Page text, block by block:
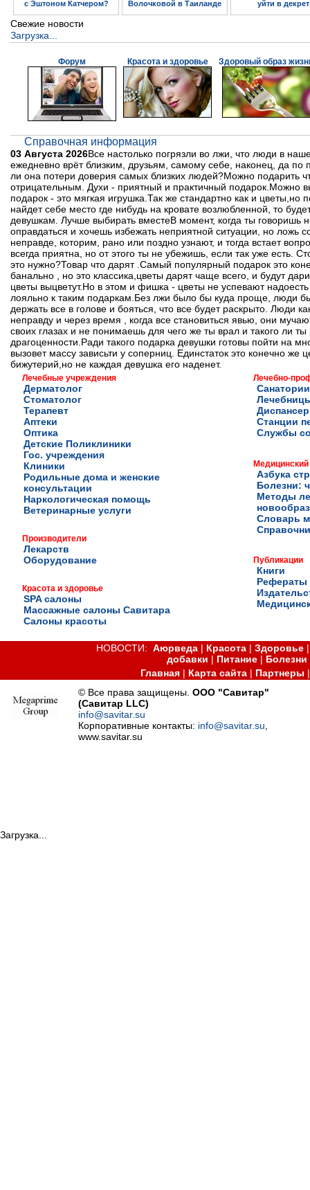
с Эштоном Катчером?
Волочковой в Таиланде
уйти в декрет
Свежие новости
Загрузка...
Форум Красота и здоровье Здоровый образ
Справочная информация
03 Августа 2026Все настолько погрязли во лжи, что люди в
ежедневно врёт близким, друзьям, самому себе, наконец, да
ли она потери доверия самых близких людей?Можно подарить
отрицательным. Духи - приятный и практичный подарок.Можно
подарок - это мягкая игрушка.Так же стандартно как и
найдет себе место где нибудь на кровате возлюбленной, то
девушкам. Лучше выбирать вместеВ момент, когда ты
оправдаться и хочешь избежать неприятной ситуации, но ложь
неправде, которим, рано или поздно узнают, и тогда встает
всегда приятна, но от этого ты не убежишь, если так уже есть.
это нужно?Товар что дарят .Самый популярный подарок это
банально , но это классика,цветы дарят чаще всего, и будут
цветы выцветут.Но в этом и фишка - цветы не успевают
лояльно к таким подаркам.Без лжи было бы куда проще, люди
держать все в голове и бояться, что все будет раскрыто. Люди
неправду и через время , когда все становиться явью, они
своих глазах и не понимаешь для чего же ты врал и такого ли
драгоценности.Ради такого подарка девушки готовы пойти на
вызовет массу зависьти у соперниц. Единстаток это конечно
бижутерий,но не каждая девушка его наденет.
Лечебные учреждения
Дерматолог
Стоматолог
Терапевт
Аптеки
Оптика
Детские Поликлиники
Гос. учреждения
Клиники
Родильные дома и женские
консультации
Наркологическая помощь
Ветеринарные услуги
Производители
Лекарств
Оборудование
Красота и здоровье
SPA салоны
Массажные салоны Савитара
Салоны красоты
Лечебно-
Станции
Службы
Медицинский
Азбука
Болезни:
Методы
Словарь
Публикации
Книги
Рефераты
НОВОСТИ:Аюрведа | Красота |Здоровье
добавки | Питание| Болезни
Главная| Карта сайта| Партнеры
© Все права защищены.ООО "Савитар"
(Савитар LLC)
info@savitar.su
Корпоративные контакты: info@savitar.su
www.savitar.su
Загрузка...